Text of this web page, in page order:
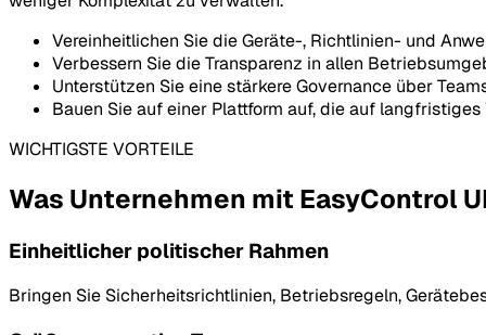
Vereinheitlichen Sie die Geräte-, Richtlinien- und
Verbessern Sie die Transparenz in allen
Unterstützen Sie eine stärkere Governance über
Bauen Sie auf einer Plattform auf, die auf
WICHTIGSTE VORTEILE
Was Unternehmen mit EasyControl
Einheitlicher politischer Rahmen
Bringen Sie Sicherheitsrichtlinien, Betriebsregeln,